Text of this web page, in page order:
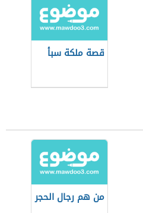
قصة ملكة سبأ
من هم رجال الحجر